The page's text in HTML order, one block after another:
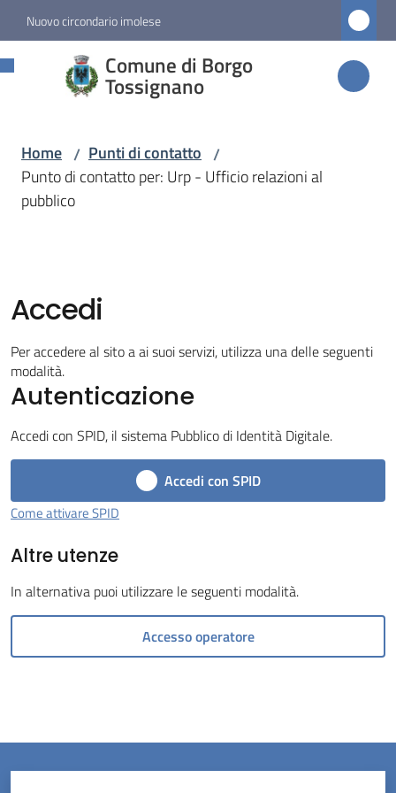
Vai al contenuto
Vai alla navigazione
Vai al footer
Nuovo circondario imolese
Comune di Borgo
Tossignano
Comune di
Borgo
Amministrazione
Vivere
Borgo
Tossignano
Servizi
line
Prenotazioni
Tutti
Home / Punti di contatto /
Punto di contatto per: Urp - Ufficio relazioni al
pubblico
Accedi
Per accedere al sito a ai suoi servizi, utilizza una delle seguenti
modalità.
Autenticazione
Accedi con SPID, il sistema Pubblico di Identità Digitale.
Accedi con SPID
Come attivare SPID
Altre utenze
In alternativa puoi utilizzare le seguenti modalità.
Accesso operatore